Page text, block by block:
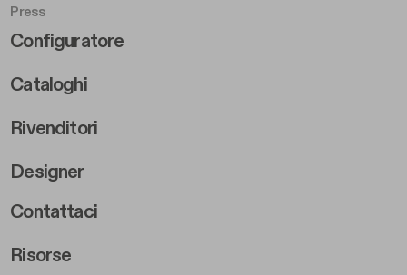
Press
Footer Right Middle B
Configuratore
Cataloghi
Rivenditori
Designer
Footer Right 2
Contattaci
Risorse